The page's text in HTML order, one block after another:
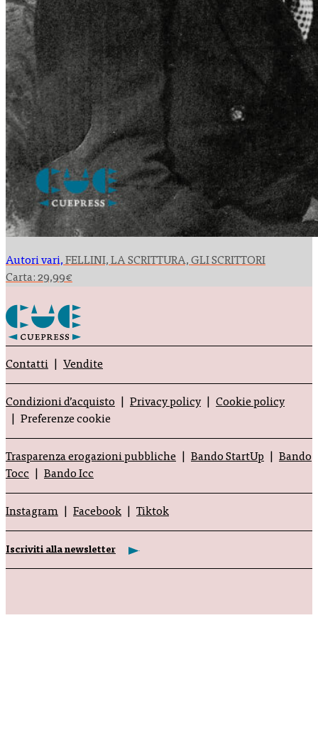
Autori vari,FELLINI, LA SCRITTURA, GLI SCRITTORI
Carta: 29,99€
Contatti Vendite
Condizioni d’acquisto Privacy policy
Cookie policy
Preferenze cookie
Trasparenza erogazioni pubbliche Bando StartUp
Bando
Tocc
Bando Icc
Instagram Facebook Tiktok
Iscriviti alla newsletter